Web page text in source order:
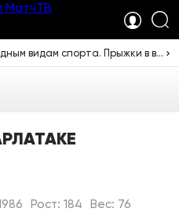
19:45 Чемпионат Европы по водным видам спорта. Прыжки в воду. Мужчины. Вышка. Прямая трансляция из Франции
Рост: 184 Вес: 76